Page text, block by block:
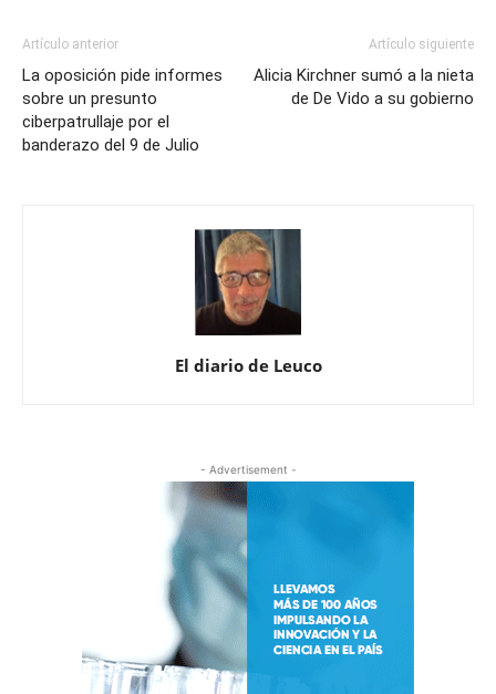
Artículo anterior
La oposición pide informes
sobre un presunto
ciberpatrullaje por el
banderazo del 9 de Julio
Artículo siguiente
Alicia Kirchner sumó a la nieta
de De Vido a su gobierno
El diario de Leuco
- Advertisement -